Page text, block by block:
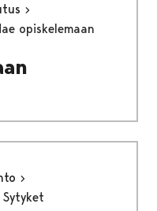
opiskelemaan
Sytyket